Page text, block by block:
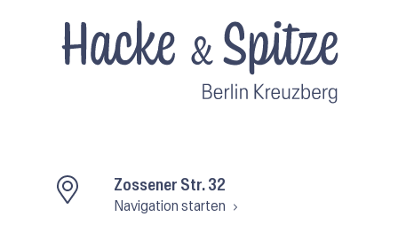
Zossener Str. 32
Navigation starten